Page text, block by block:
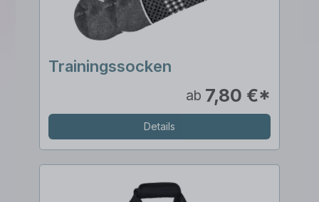
Trainingssocken
ab 7,80 €*
Details